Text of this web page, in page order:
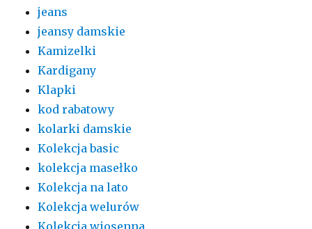
jeans
jeansy damskie
Kamizelki
Kardigany
Klapki
kod rabatowy
kolarki damskie
Kolekcja basic
kolekcja masełko
Kolekcja na lato
Kolekcja welurów
Kolekcja wiosenna